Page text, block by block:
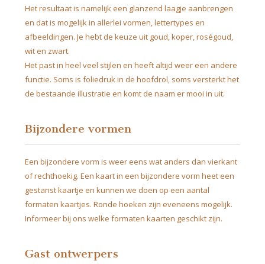
Het resultaat is namelijk een glanzend laagje aanbrengen
en dat is mogelijk in allerlei vormen, lettertypes en
afbeeldingen. Je hebt de keuze uit goud, koper, roségoud,
wit en zwart.
Het past in heel veel stijlen en heeft altijd weer een andere
functie. Soms is foliedruk in de hoofdrol, soms versterkt het
de bestaande illustratie en komt de naam er mooi in uit.
Bijzondere vormen
Een bijzondere vorm is weer eens wat anders dan vierkant
of rechthoekig. Een kaart in een bijzondere vorm heet een
gestanst kaartje en kunnen we doen op een aantal
formaten kaartjes. Ronde hoeken zijn eveneens mogelijk.
Informeer bij ons welke formaten kaarten geschikt zijn.
Gast ontwerpers